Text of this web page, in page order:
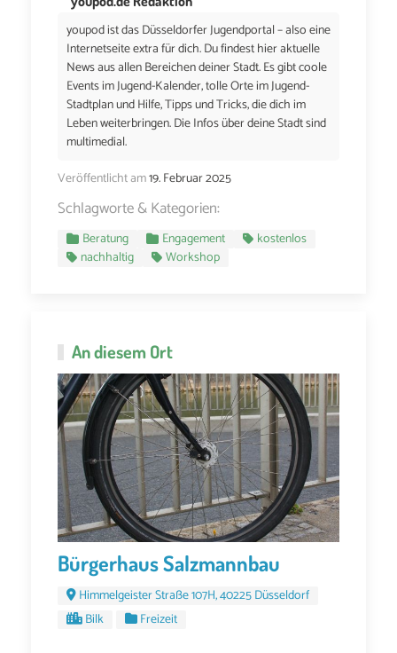
youpod ist das Düsseldorfer Jugendportal – also eine
Internetseite extra für dich. Du findest hier aktuelle
News aus allen Bereichen deiner Stadt. Es gibt coole
Events im Jugend-Kalender, tolle Orte im Jugend-
Stadtplan und Hilfe, Tipps und Tricks, die dich im
Leben weiterbringen. Die Infos über deine Stadt sind
multimedial.
Veröffentlicht am19. Februar 2025
Schlagworte & Kategorien:
Beratung Engagement
kostenlos
nachhaltig
Workshop
An diesem Ort
Bürgerhaus Salzmannbau
Himmelgeister Straße 107H, 40225 Düsseldorf
Bilk
Freizeit